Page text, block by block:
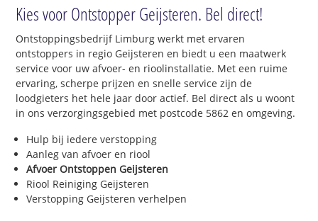
Kies voor Ontstopper Geijsteren. Bel direct!
Ontstoppingsbedrijf Limburg werkt met ervaren
ontstoppers in regio Geijsteren en biedt u een maatwerk
service voor uw afvoer- en rioolinstallatie. Met een ruime
ervaring, scherpe prijzen en snelle service zijn de
loodgieters het hele jaar door actief. Bel direct als u woont
in ons verzorgingsgebied met postcode 5862 en omgeving.
Hulp bij iedere verstopping
Aanleg van afvoer en riool
Afvoer Ontstoppen Geijsteren
Riool Reiniging Geijsteren
Verstopping Geijsteren verhelpen